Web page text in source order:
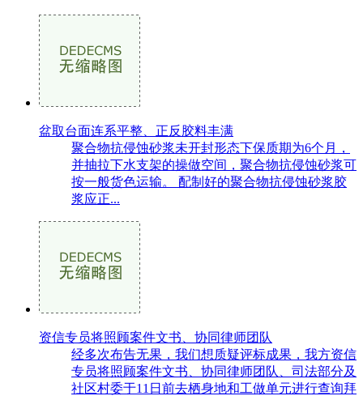
盆取台面连系平整、正反胶料丰满
聚合物抗侵蚀砂浆未开封形态下保质期为6个月，
并抽拉下水支架的操做空间，聚合物抗侵蚀砂浆可
按一般货色运输。 配制好的聚合物抗侵蚀砂浆胶
浆应正...
资信专员将照顾案件文书、协同律师团队
经多次布告无果，我们想质疑评标成果，我方资信
专员将照顾案件文书、协同律师团队、司法部分及
社区村委于11日前去栖身地和工做单元进行查询拜